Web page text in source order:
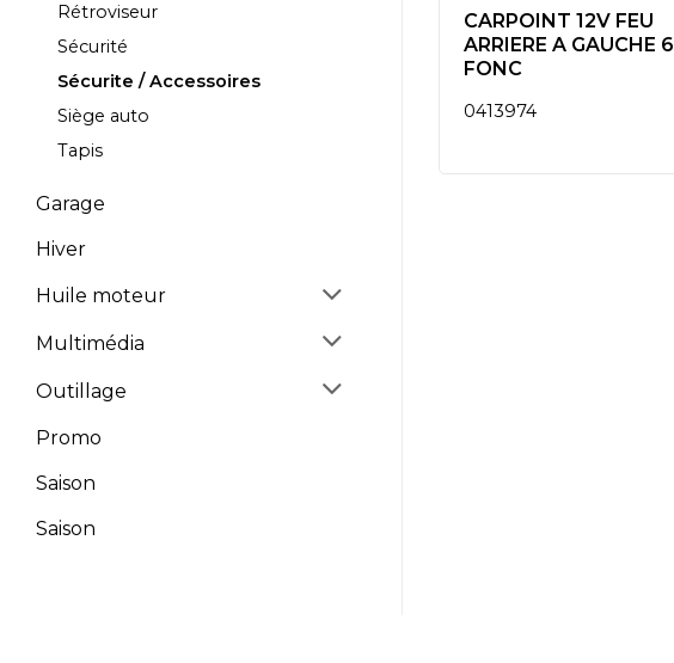
Rétroviseur
Sécurité
Sécurite / Accessoires
Siège auto
Tapis
Garage
Hiver
Huile moteur
Multimédia
Outillage
Promo
Saison
Saison
CARPOINT 12V FEU
ARRIERE A GAUCHE 6
FONC
0413974
DROITE 12V